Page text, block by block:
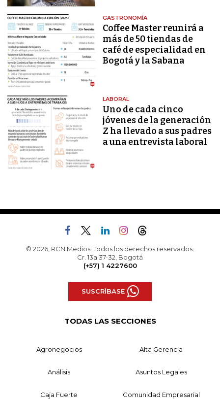
GASTRONOMÍA
Coffee Master reunirá a
más de 50 tiendas de
café de especialidad en
Bogotá y la Sabana
LABORAL
Uno de cada cinco
jóvenes de la generación
Z ha llevado a sus padres
a una entrevista laboral
© 2026, RCN Medios. Todos los derechos reservados.
Cr. 13a 37-32, Bogotá
(+57) 1 4227600
SUSCRÍBASE
TODAS LAS SECCIONES
Agronegocios Alta Gerencia
Análisis Asuntos Legales
Caja Fuerte Comunidad Empresarial